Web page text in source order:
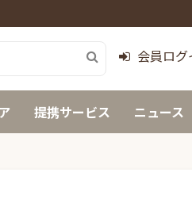
会員ログ
提携サービス ニュース